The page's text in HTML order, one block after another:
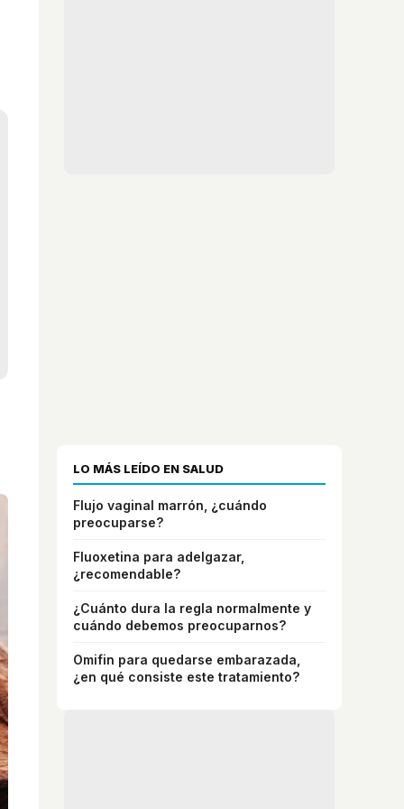
LO MÁS LEÍDO EN SALUD
Flujo vaginal marrón, ¿cuándo
preocuparse?
Fluoxetina para adelgazar,
¿recomendable?
¿Cuánto dura la regla normalmente y
cuándo debemos preocuparnos?
Omifin para quedarse embarazada,
¿en qué consiste este tratamiento?